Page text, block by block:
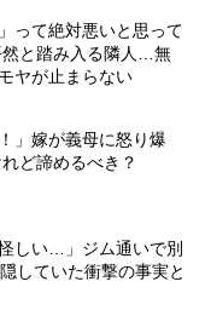
って絶対悪いと思って
と踏み入る隣人…無
ヤが止まらない
」嫁が義母に怒り爆
ど諦めるべき？
しい…」ジム通いで別
していた衝撃の事実と